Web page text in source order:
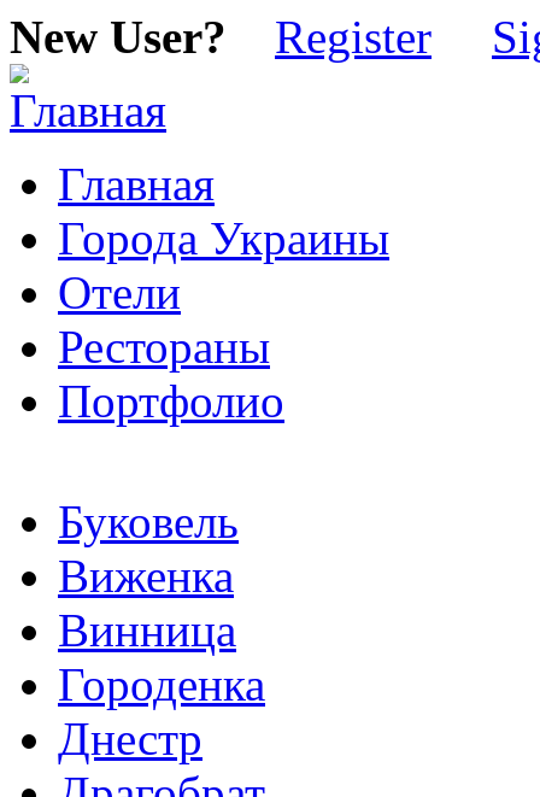
New User? Register
Главная
Города Украины
Отели
Рестораны
Портфолио
Буковель
Виженка
Винница
Городенка
Днестр